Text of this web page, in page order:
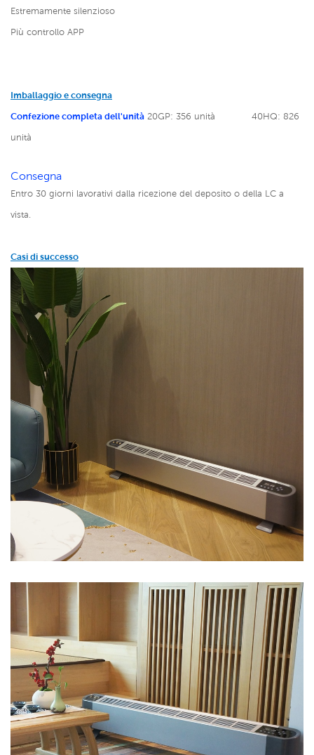
Estremamente silenzioso
Più controllo APP
Imballaggio e consegna
Confezione completa dell'unità 20GP: 356 unità
40HQ: 826
unità
Consegna
Entro 30 giorni lavorativi dalla ricezione del deposito o della LC a
vista.
Casi di successo